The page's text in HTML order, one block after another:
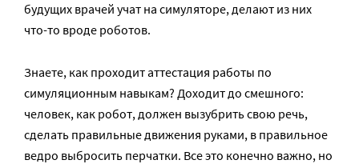
будущих врачей учат на симуляторе, делают из них
что-то вроде роботов.
Знаете, как проходит аттестация работы по
симуляционным навыкам? Доходит до смешного:
человек, как робот, должен вызубрить свою речь,
сделать правильные движения руками, в правильное
ведро выбросить перчатки. Все это конечно важно, но